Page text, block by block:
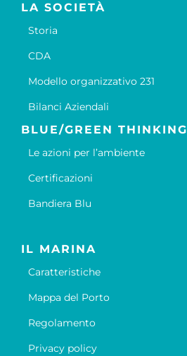
LA SOCIETÀ
Storia
CDA
Modello organizzativo 231
Bilanci Aziendali
BLUE/GREEN THINKING
Le azioni per l’ambiente
Certificazioni
Bandiera Blu
IL MARINA
Caratteristiche
Mappa del Porto
Regolamento
Privacy policy